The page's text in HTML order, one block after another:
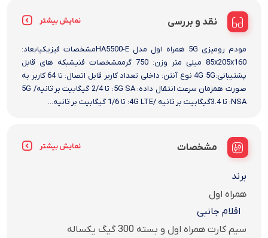
نقد و بررسی نمایش بیشتر
مودم رومیزی 5G همراه اول مدل HA5500-Eمشخصات فیزیکیابعاد:
85x205x160 میلی متر وزن: 750 گرممشخصات فنیشبکه های قابل
پشتیبانی:4G 5G نوع آنتن: داخلی تعداد کاربر قابل اتصال: تا 64 کاربر به
صورت همزمان سرعت انتقال داده: 5G SA: تا 2/4 گیگابیت بر ثانیه/ 5G
NSA: تا 3.4گیگابیت بر ثانیه /4G LTE: تا 1/6 گیگابیت بر ثانیه...
مشخصات نمایش بیشتر
برند
همراه اول
اقلام جانبی
سیم کارت همراه اول و بسته 300 گیگ یکساله